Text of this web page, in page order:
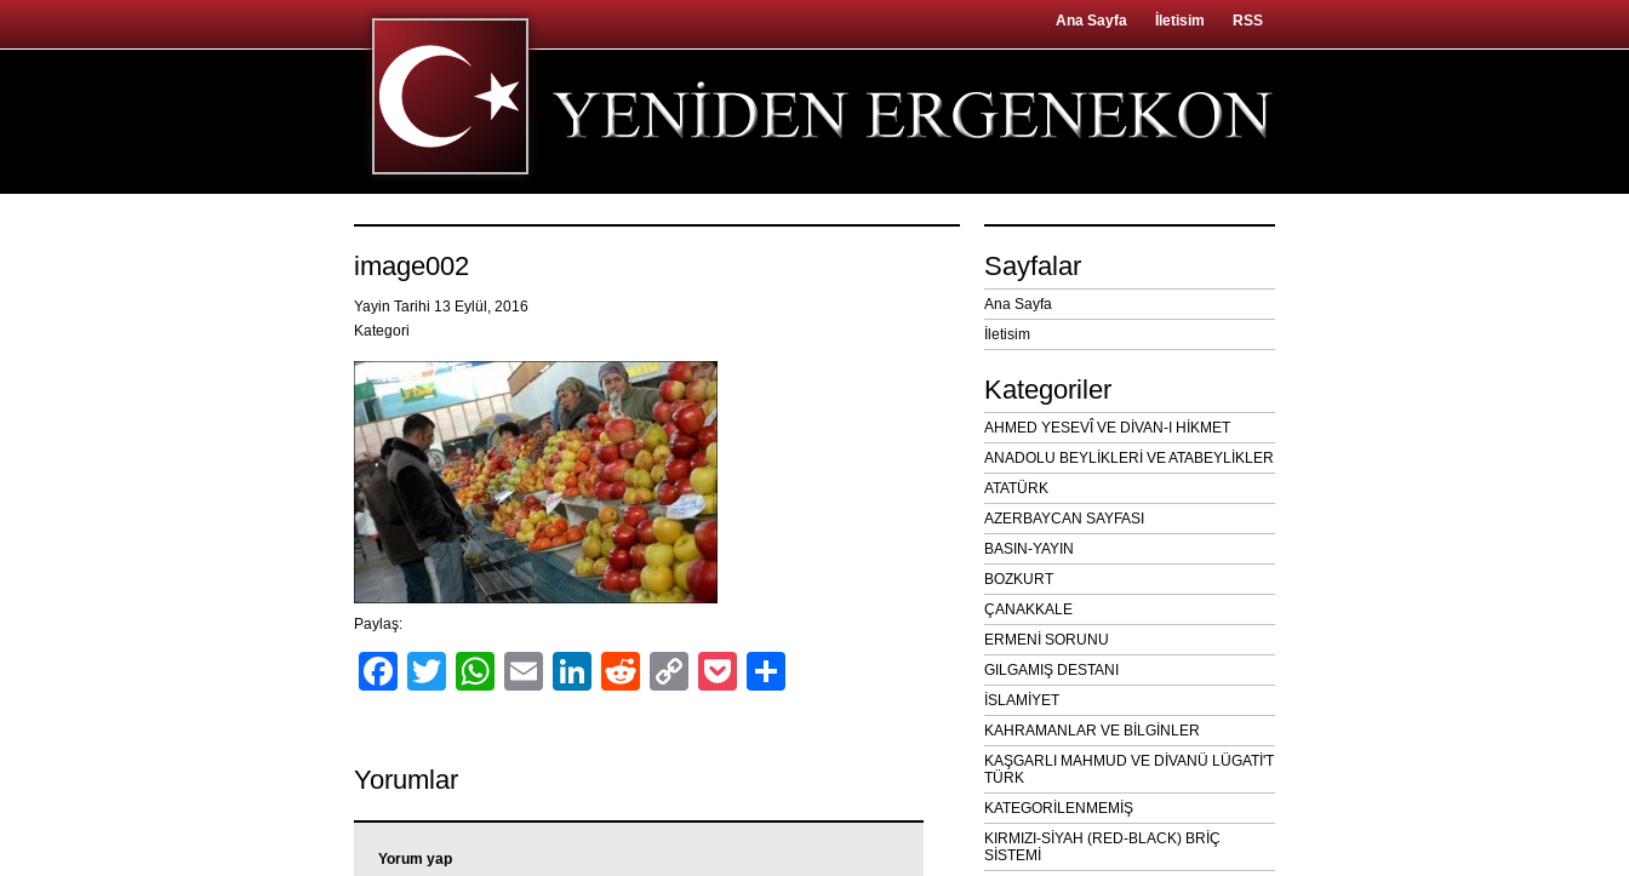
Ana Sayfa İletisim RSS
image002
Yayin Tarihi 13 Eylül, 2016
Kategori
Paylaş:
Facebook
TwitterWhatsApp
EmailLinkedIn
RedditCopyPocket
Yorumlar
Yorum yap
Sayfalar
Ana Sayfa
İletisim
Kategoriler
AHMED YESEVÎ VE DİVAN-I HİKMET
ANADOLU BEYLİKLERİ VE ATABEYLİKLER
ATATÜRK
AZERBAYCAN SAYFASI
BASIN-YAYIN
BOZKURT
ÇANAKKALE
ERMENİ SORUNU
GILGAMIŞ DESTANI
İSLAMİYET
KAHRAMANLAR VE BİLGİNLER
KAŞGARLI MAHMUD VE DİVANÜ LÜGATİ'T
TÜRK
KATEGORİLENMEMİŞ
KIRMIZI-SİYAH (RED-BLACK) BRİÇ
SİSTEMİ